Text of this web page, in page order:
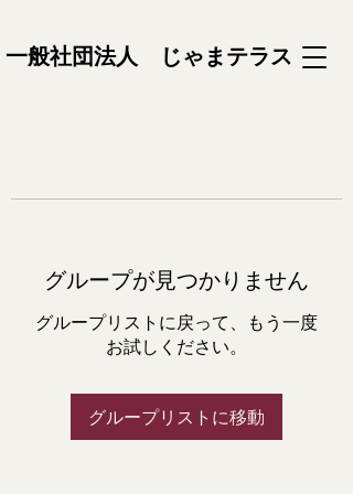
一般社団法人 じゃまテラス
グループが見つかりません
グループリストに戻って、もう一度
お試しください。
グループリストに移動